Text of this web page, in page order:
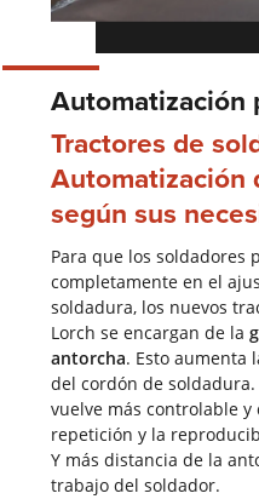
Automatización
Tractores de
Automatización
según sus
Para que los soldadores
completamente en el
soldadura, los nuevos
Lorch se encargan de la
antorcha. Esto aumenta
del cordón de
vuelve más controlable y
repetición y la
Y más distancia de la
trabajo del soldador.